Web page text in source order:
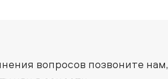
вопросов позвоните нам,